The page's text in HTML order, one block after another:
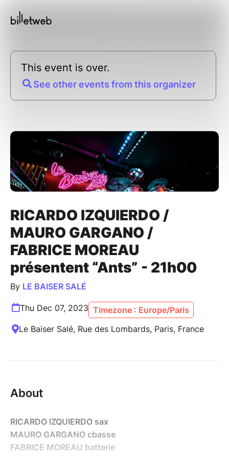
This event is over.
See other events from this organizer
RICARDO IZQUIERDO /
MAURO GARGANO /
FABRICE MOREAU
présentent “Ants” - 21h00
By LE BAISER SALÉ
Thu Dec 07, 2023 Timezone : Europe/Paris
Le Baiser Salé, Rue des Lombards, Paris, France
About
RICARDO IZQUIERDO sax
MAURO GARGANO cbasse
FABRICE MOREAU batterie